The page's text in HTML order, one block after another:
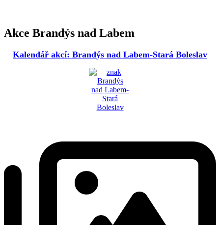
Akce Brandýs nad Labem
Kalendář akcí: Brandýs nad Labem-Stará Boleslav